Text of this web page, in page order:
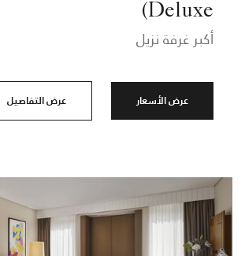
Deluxe)
أكبر غرفة نزيل
عرض الأسعار عرض التفاصيل